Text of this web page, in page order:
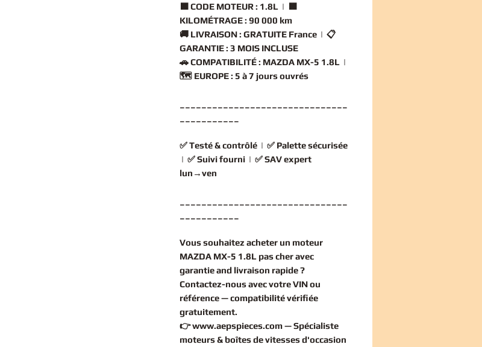
🟧CODE MOTEUR : 1.8L | 🟧
KILOMÉTRAGE : 90 000 km
🚚 LIVRAISON : GRATUITE France | 📋
GARANTIE : 3 MOIS INCLUSE
🚗COMPATIBILITÉ : MAZDA MX-5 1.8L |
🗺️ EUROPE : 5 à 7 jours ouvrés
✅Testé & contrôlé | ✅ Palette sécurisée
| ✅Suivi fourni | ✅SAV expert
lun→ven
Vous souhaitez acheter un moteur
MAZDA MX-5 1.8L pas cheravec
garantie and livraison rapide ?
Contactez-nous avec votre VIN ou
référence — compatibilité vérifiée
gratuitement.
👉www.aepspieces.com— Spécialiste
moteurs & boîtes de vitesses d'occasion